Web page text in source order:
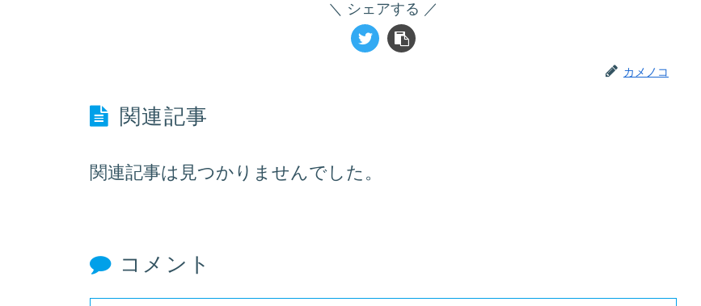
シェアする
カメノコ
関連記事
関連記事は見つかりませんでした。
コメント